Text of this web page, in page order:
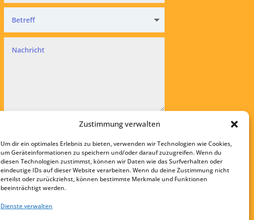
Zustimmung verwalten
Um dir ein optimales Erlebnis zu bieten, verwenden wir Technologien wie Cookies,
um Geräteinformationen zu speichern und/oder darauf zuzugreifen. Wenn du
diesen Technologien zustimmst, können wir Daten wie das Surfverhalten oder
eindeutige IDs auf dieser Website verarbeiten. Wenn du deine Zustimmung nicht
erteilst oder zurückziehst, können bestimmte Merkmale und Funktionen
beeinträchtigt werden.
Dienste verwalten
Datenschutz
Datenschutzvereinbarung
Absenden
Startseite
Kontakt
Impressum
Datenschutz